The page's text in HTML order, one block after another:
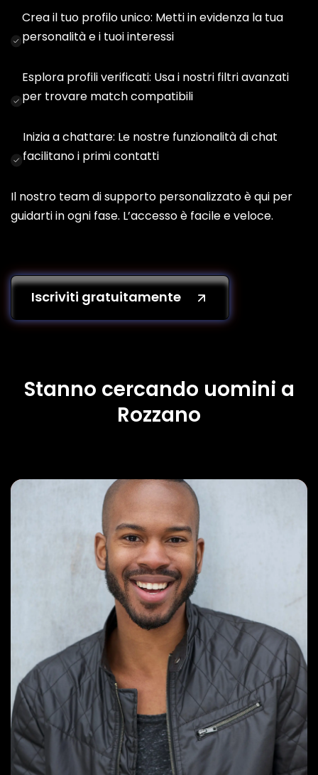
Crea il tuo profilo unico: Metti in evidenza la tua
personalità e i tuoi interessi
Esplora profili verificati: Usa i nostri filtri avanzati
per trovare match compatibili
Inizia a chattare: Le nostre funzionalità di chat
facilitano i primi contatti
Il nostro team di supporto personalizzato è qui per
guidarti in ogni fase. L’accesso è facile e veloce.
Iscriviti gratuitamente
Stanno cercando uomini a
Rozzano